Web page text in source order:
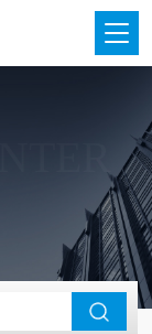
器-光谱-色谱-质谱